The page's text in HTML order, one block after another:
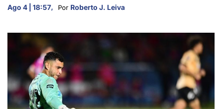
Ago 4 | 18:57, Por Roberto J. Leiva